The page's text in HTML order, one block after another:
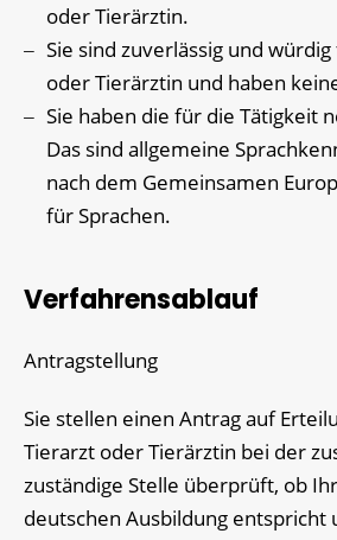
oder Tierärztin.
Sie sind zuverlässig und
oder Tierärztin und haben
Sie haben die für die Tätigkeit
Das sind allgemeine
nach dem Gemeinsamen
für Sprachen.
Verfahrensablauf
Antragstellung
Sie stellen einen Antrag auf
Tierarzt oder Tierärztin bei der
zuständige Stelle überprüft, ob
deutschen Ausbildung entspricht